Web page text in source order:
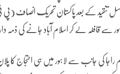
مسلسل تنقید کے بعد پاکستان تحریک
لاہور سے قافلہ لے کر اسلام آباد جانے کی ذمہ
کی جانب سے لاہور میں ہی احتجاج کا پلان